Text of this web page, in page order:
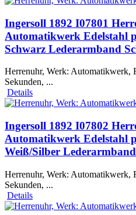
Ingersoll 1892 I07801
Automatikwerk Edelstahl
Schwarz Lederarmband
Herrenuhr, Werk: Automatikwerk,
Sekunden, ...
Details
Ingersoll 1892 I07802
Automatikwerk Edelstahl
Weiß/Silber
Herrenuhr, Werk: Automatikwerk,
Sekunden, ...
Details